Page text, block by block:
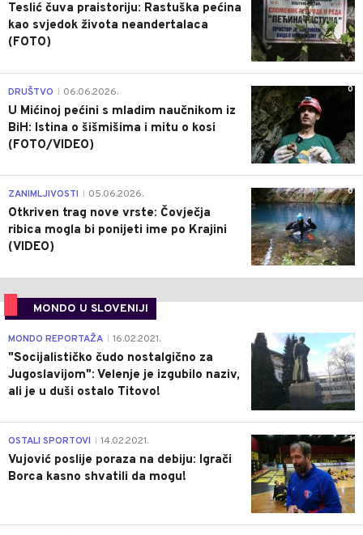
Teslić čuva praistoriju: Rastuška pećina
kao svjedok života neandertalaca
(FOTO)
0
DRUŠTVO 06.06.2026.
U Mićinoj pećini s mladim naučnikom iz
BiH: Istina o šišmišima i mitu o kosi
(FOTO/VIDEO)
0
ZANIMLJIVOSTI 05.06.2026.
Otkriven trag nove vrste: Čovječja
ribica mogla bi ponijeti ime po Krajini
(VIDEO)
MONDO U SLOVENIJI
4
MONDO REPORTAŽA 16.02.2021.
"Socijalističko čudo nostalgično za
Jugoslavijom": Velenje je izgubilo naziv,
ali je u duši ostalo Titovo!
1
OSTALI SPORTOVI 14.02.2021.
Vujović poslije poraza na debiju: Igrači
Borca kasno shvatili da mogu!